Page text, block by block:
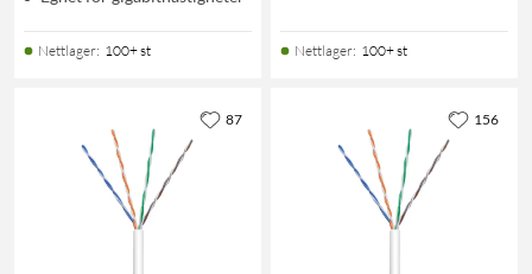
Nettlager: 100+ st Nettlager: 100+ st
87 156